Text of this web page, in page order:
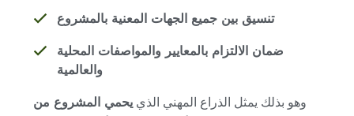
تنسيق بين جميع الجهات المعنية بالمشروع
ضمان الالتزام بالمعايير والمواصفات المحلية
والعالمية
وهو بذلك يمثل الذراع المهني الذي يحمي المشروع من